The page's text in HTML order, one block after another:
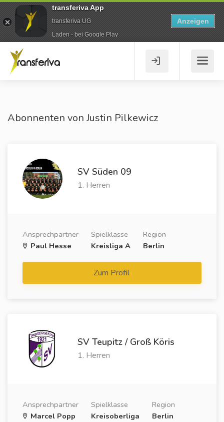
Abonnenten von Justin Pilkewicz
SV Süden 09
1. Herren
Ansprechpartner
Paul Hesse
Spielklasse
Kreisliga A
Region
Berlin
Zum Profil
SV Teupitz / Groß Köris
1. Herren
Ansprechpartner
Marcel Popp
Spielklasse
Kreisoberliga
Region
Berlin
transferiva App
transferiva UG
Laden - bei Google Play
Anzeigen